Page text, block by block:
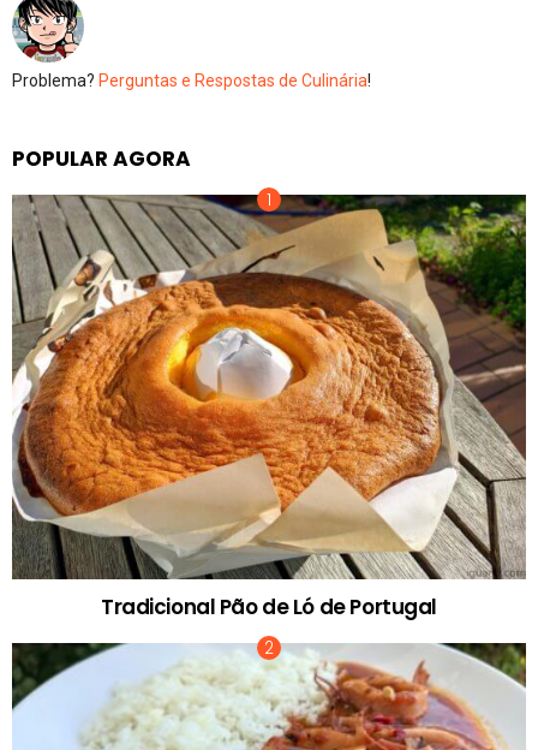
Problema? Perguntas e Respostas de Culinária!
POPULAR AGORA
Tradicional Pão de Ló de Portugal